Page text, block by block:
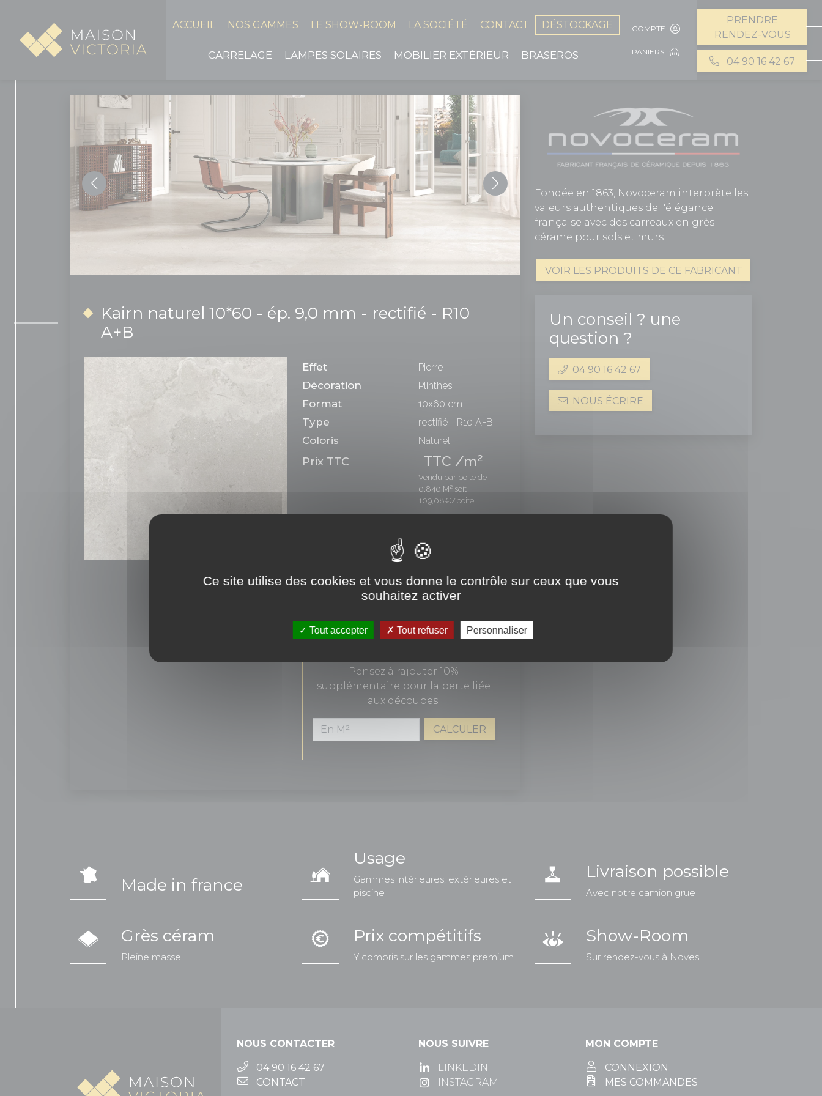
ACCUEIL NOS GAMMES LE SHOW-ROOM LA SOCIÉTÉ CONTACT DÉSTOCKAGE
CARRELAGE LAMPES SOLAIRES MOBILIER EXTÉRIEUR BRASEROS
COMPTE
PANIERS
PRENDRE
RENDEZ-VOUS
04 90 16 42 67
Kairn naturel 10*60 - ép. 9,0 mm - rectifié - R10
A+B
Effet Pierre
Décoration Plinthes
Format 10x60 cm
Type rectifié - R10 A+B
Coloris Naturel
Prix TTC TTC /m2
Vendu par boite de
0.840 M² soit
109,08€/boite
Pensez à rajouter 10%
supplémentaire pour la perte liée
aux découpes.
CALCULER
Fondée en 1863, Novoceram interprète les
valeurs authentiques de l'élégance
française avec des carreaux en grès
cérame pour sols et murs.
VOIR LES PRODUITS DE CE FABRICANT
Un conseil ? une
question ?
04 90 16 42 67
NOUS ÉCRIRE
Made in france
Usage
Gammes intérieures, extérieures et
piscine
Livraison possible
Avec notre camion grue
Grès céram
Pleine masse
Prix compétitifs
Y compris sur les gammes premium
Show-Room
Sur rendez-vous à Noves
NOUS CONTACTER
04 90 16 42 67
CONTACT
NOUS SUIVRE
LINKEDIN
INSTAGRAM
MON COMPTE
CONNEXION
MES COMMANDES
Ce site utilise des cookies et vous donne le contrôle sur ceux que vous
souhaitez activer
Tout accepter Tout refuser Personnaliser